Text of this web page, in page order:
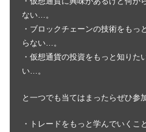
ない…。
・ブロックチェーンの技術をもっ
らない…。
・仮想通貨の投資をもっと知りた
い…。
と一つでも当てはまったらぜひ参
・トレードをもっと学んでいくこ